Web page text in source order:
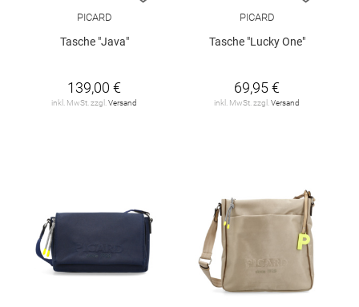
PICARD
Tasche "Java"
139,00 €
inkl. MwSt. zzgl.Versand
PICARD
Tasche "Lucky One"
69,95 €
inkl. MwSt. zzgl.Versand